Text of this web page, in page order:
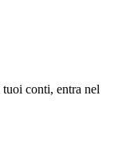
conti, entra nel